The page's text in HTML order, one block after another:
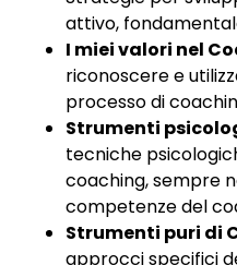
attivo,
I miei valori nel
riconoscere e
processo di
Strumenti
tecniche
coaching, sempre
competenze del
Strumenti puri di
approcci specifici